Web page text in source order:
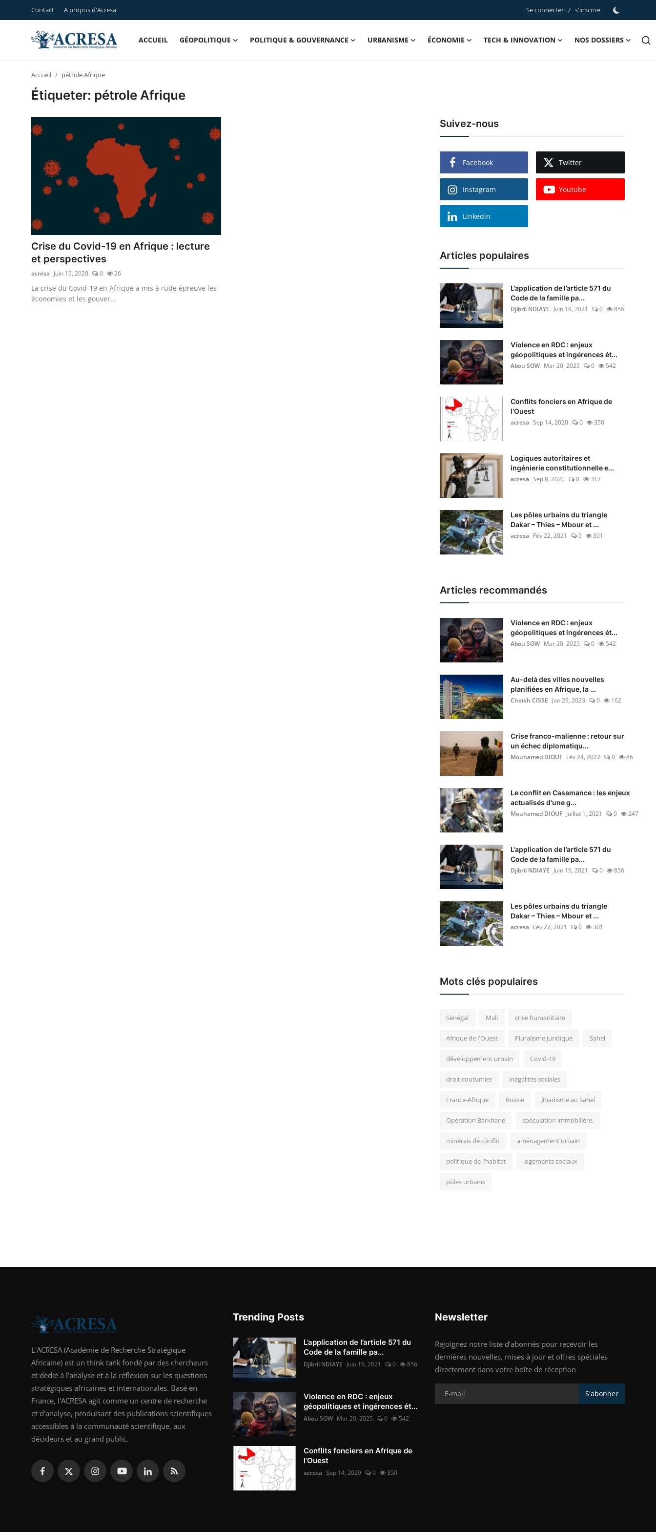
Contact A propos d'Acresa Se connecter / s'inscrire
ACCUEIL GÉOPOLITIQUE POLITIQUE & GOUVERNANCE URBANISME ÉCONOMIE TECH & INNOVATION
NOS DOSSIERS
Accueil
Contact
A propos d'Acresa
Géopolitique
Politique & Gouvernance
Économie
Tech & Innovation
Nos Dossiers
Accueil pétrole Afrique
Étiqueter: pétrole Afrique
Crise du Covid-19 en Afrique : lecture
et perspectives
acresa Juin 15, 2020 0 26
La crise du Covid-19 en Afrique a mis à rude épreuve les
économies et les gouver...
Suivez-nous
Facebook Twitter
Instagram Youtube
Linkedin
Articles populaires
L’application de l’article 571 du
Code de la famille pa...
Djibril NDIAYE Juin 19, 2021 0 856
Violence en RDC : enjeux
géopolitiques et ingérences ét...
Abou SOW Mar 20, 2025 0 542
Conflits fonciers en Afrique de
l’Ouest
acresa Sep 14, 2020 0 350
Logiques autoritaires et
ingénierie constitutionnelle e...
acresa Sep 8, 2020 0 317
Les pôles urbains du triangle
Dakar – Thies – Mbour et ...
acresa Fév 22, 2021 0 301
Articles recommandés
Violence en RDC : enjeux
géopolitiques et ingérences ét...
Abou SOW Mar 20, 2025 0 542
Au-delà des villes nouvelles
planifiées en Afrique, la ...
Cheikh CISSE Jan 29, 2023 0 162
Crise franco-malienne : retour sur
un échec diplomatiqu...
Mouhamed DIOUF Fév 24, 2022 0 86
Le conflit en Casamance : les enjeux
actualisés d'une g...
Mouhamed DIOUF Juillet 1, 2021 0 247
L’application de l’article 571 du
Code de la famille pa...
Djibril NDIAYE Juin 19, 2021 0 856
Les pôles urbains du triangle
Dakar – Thies – Mbour et ...
acresa Fév 22, 2021 0 301
Mots clés populaires
Sénégal Mali crise humanitaire
Afrique de l'Ouest Pluralisme Juridique Sahel
développement urbain Covid-19
droit coutumier inégalités sociales
France-Afrique Russie Jihadisme au Sahel
Opération Barkhane spéculation immobilière.
minerais de conflit aménagement urbain
politique de l'habitat logements sociaux
pôles urbains
L'ACRESA (Académie de Recherche Stratégique
Africaine) est un think tank fondé par des chercheurs
et dédié à l'analyse et à la réflexion sur les questions
stratégiques africaines et internationales. Basé en
France, l'ACRESA agit comme un centre de recherche
et d'analyse, produisant des publications scientifiques
accessibles à la communauté scientifique, aux
décideurs et au grand public.
Trending Posts
L’application de l’article 571 du
Code de la famille pa...
Djibril NDIAYE Juin 19, 2021 0 856
Violence en RDC : enjeux
géopolitiques et ingérences ét...
Abou SOW Mar 20, 2025 0 542
Conflits fonciers en Afrique de
l’Ouest
acresa Sep 14, 2020 0 350
Newsletter
Rejoignez notre liste d'abonnés pour recevoir les
dernières nouvelles, mises à jour et offres spéciales
directement dans votre boîte de réception
S'abonner